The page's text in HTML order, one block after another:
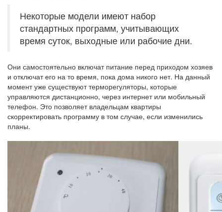
Некоторые модели имеют набор
стандартных программ, учитывающих
время суток, выходные или рабочие дни.
Они самостоятельно включат питание перед приходом хозяев
и отключат его на то время, пока дома никого нет. На данный
момент уже существуют терморегуляторы, которые
управляются дистанционно, через интернет или мобильный
телефон. Это позволяет владельцам квартиры
скорректировать программу в том случае, если изменились
планы.